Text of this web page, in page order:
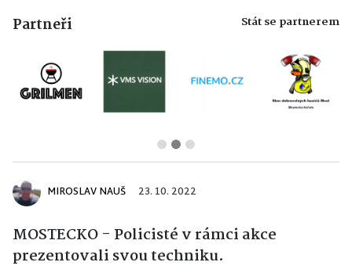
Partneři Stát se partnerem
MIROSLAV NAUŠ 23. 10. 2022
MOSTECKO - Policisté v rámci akce
prezentovali svou techniku.